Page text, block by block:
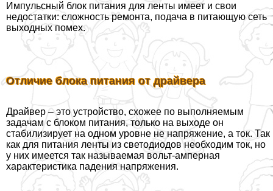
Импульсный блок питания для ленты имеет и свои
недостатки: сложность ремонта, подача в питающую сеть
выходных помех.
Отличие блока питания от драйвера
Драйвер – это устройство, схожее по выполняемым
задачам с блоком питания, только на выходе он
стабилизирует на одном уровне не напряжение, а ток. Так
как для питания ленты из светодиодов необходим ток, но
у них имеется так называемая вольт-амперная
хаpaктеристика падения напряжения.